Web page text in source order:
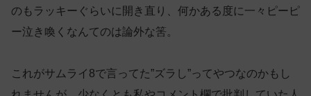
のもラッキーぐらいに開き直り、何かある度に一々ピーピ
ー泣き喚くなんてのは論外な筈。
これがサムライ8で言ってた”ズラし”ってやつなのかもし